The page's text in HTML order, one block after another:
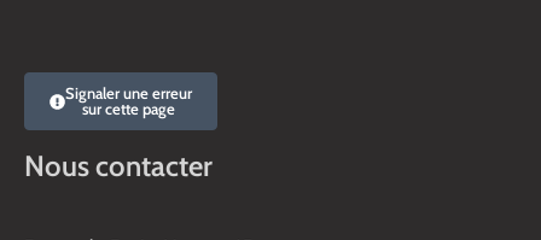
Signaler une erreur
sur cette page
Nous contacter